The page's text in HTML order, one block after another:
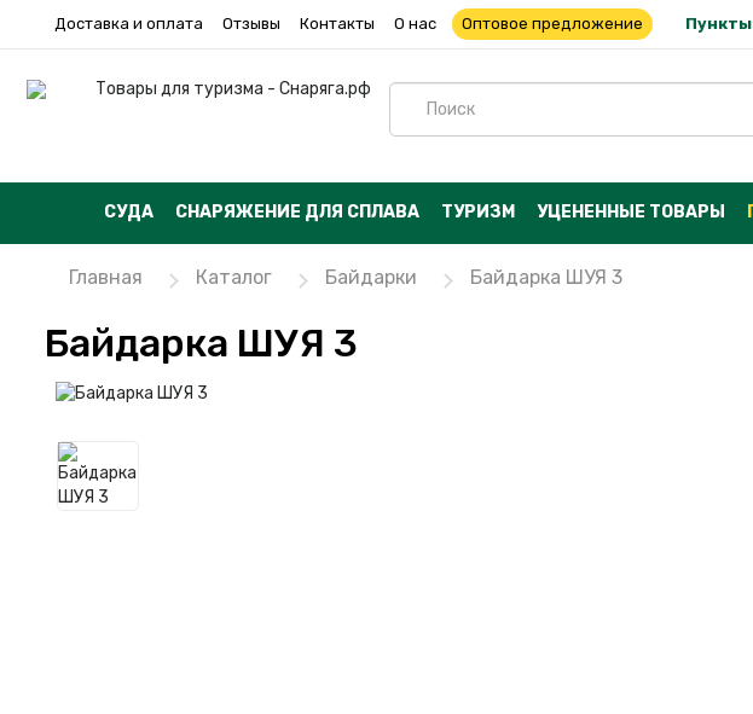
Доставка и оплата Отзывы Контакты О нас Оптовое предложение
СУДА СНАРЯЖЕНИЕ ДЛЯ СПЛАВА ТУРИЗМ УЦЕНЕННЫЕ ТОВАРЫ
Главная Каталог Байдарки Байдарка ШУЯ 3
Байдарка ШУЯ 3